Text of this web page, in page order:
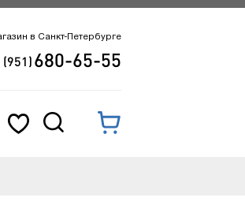
в Санкт-Петербурге
(951)680-65-55